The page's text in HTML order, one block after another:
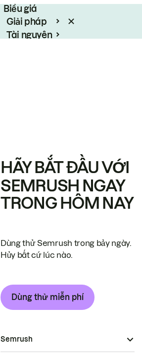
Biểu giá
Giải pháp
Tài nguyên
HÃY BẮT ĐẦU VỚI
SEMRUSH NGAY
TRONG HÔM NAY
Dùng thử Semrush trong bảy ngày.
Hủy bất cứ lúc nào.
Dùng thử miễn phí
Semrush